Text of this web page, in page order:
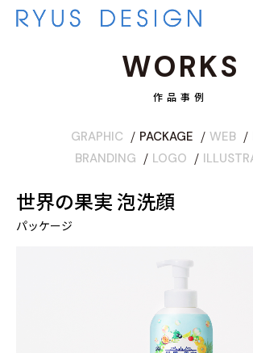
WORKS
作品事例
GRAPHIC PACKAGE WEB
BRANDING
LOGO
世界の果実 泡洗顔
パッケージ
WHAT WE DO
WORKS
COMPANY